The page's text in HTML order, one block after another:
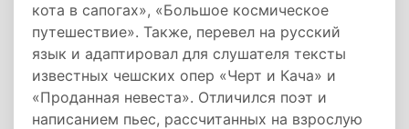
кота в сапогах», «Большое космическое
путешествие». Также, перевел на русский
язык и адаптировал для слушателя тексты
известных чешских опер «Черт и Кача» и
«Проданная невеста». Отличился поэт и
написанием пьес, рассчитанных на взрослую